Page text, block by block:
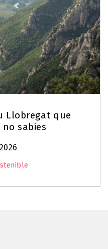
Llobregat que
sabies